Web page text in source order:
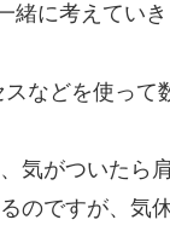
に考えていき
などを使って
気がついたら
のですが、気